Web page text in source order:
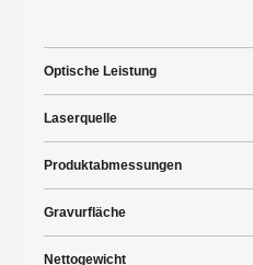
Optische Leistung
Laserquelle
Produktabmessungen
Gravurfläche
Nettogewicht